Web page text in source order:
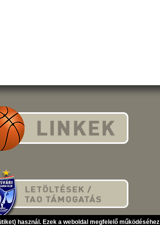
használ. Ezek a weboldal megfelelő működéséhez